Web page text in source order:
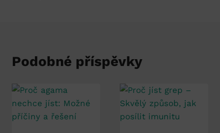
Podobné příspěvky